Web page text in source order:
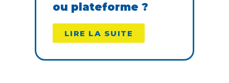
ou plateforme ?
LIRE LA SUITE